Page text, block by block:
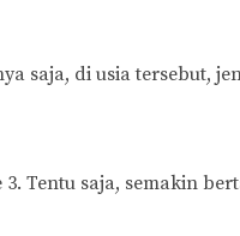
saja, di usia tersebut,
Tentu saja, semakin